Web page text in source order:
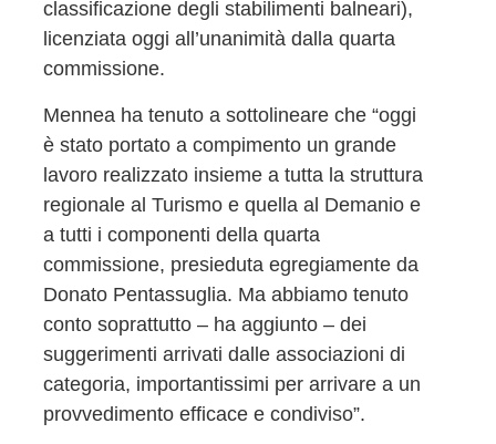
classificazione degli stabilimenti balneari),
licenziata oggi all’unanimità dalla quarta
commissione.
Mennea ha tenuto a sottolineare che “oggi
è stato portato a compimento un grande
lavoro realizzato insieme a tutta la struttura
regionale al Turismo e quella al Demanio e
a tutti i componenti della quarta
commissione, presieduta egregiamente da
Donato Pentassuglia. Ma abbiamo tenuto
conto soprattutto – ha aggiunto – dei
suggerimenti arrivati dalle associazioni di
categoria, importantissimi per arrivare a un
provvedimento efficace e condiviso”.